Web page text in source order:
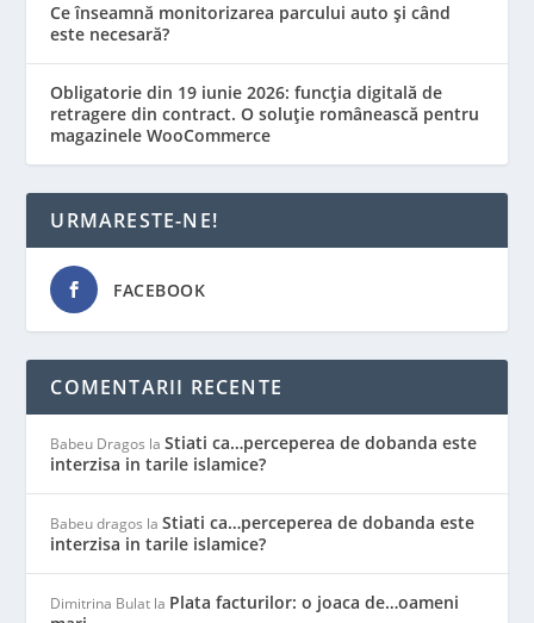
Ce înseamnă monitorizarea parcului auto și când
este necesară?
Obligatorie din 19 iunie 2026: funcția digitală de
retragere din contract. O soluție românească pentru
magazinele WooCommerce
URMARESTE-NE!
FACEBOOK
COMENTARII RECENTE
Babeu Dragos laStiati ca…perceperea de dobanda este
interzisa in tarile islamice?
Babeu dragos laStiati ca…perceperea de dobanda este
interzisa in tarile islamice?
Dimitrina Bulat la Plata facturilor: o joaca de…oameni